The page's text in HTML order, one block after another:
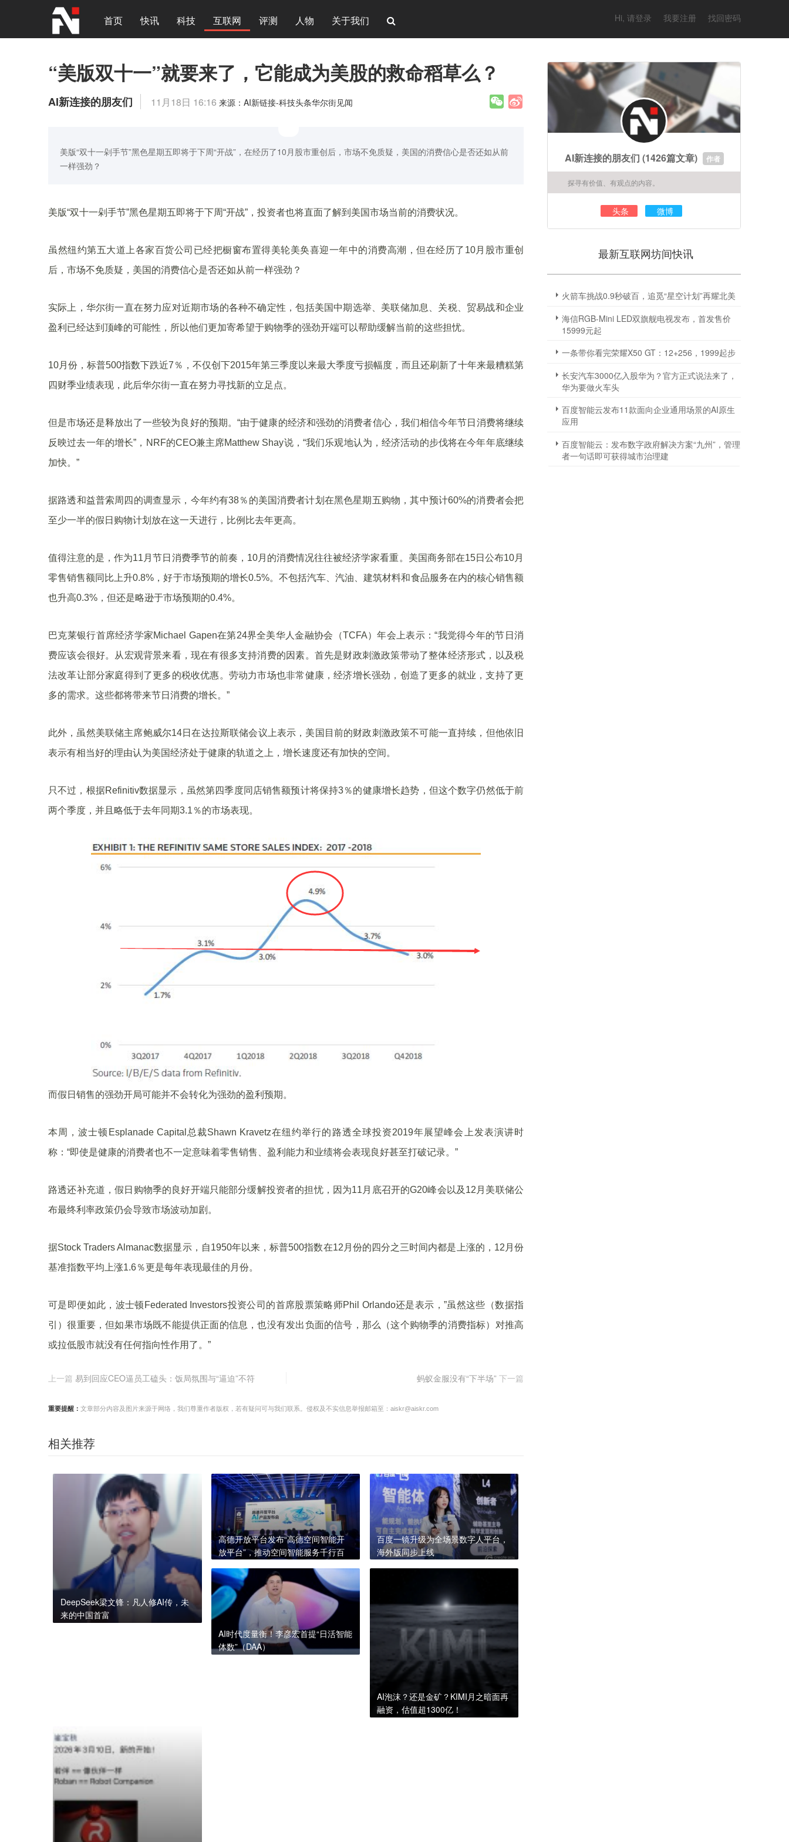
首页 快讯 科技 互联网 评测 人物 关于我们 Hi, 请登录 我要注册 找回密码
“美版双十一”就要来了，它能成为美股的救命稻草么？
AI新连接的朋友们 11月18日 16:16 来源：AI新链接-科技头条华尔街见闻
美版“双十一剁手节”黑色星期五即将于下周“开战”，在经历了10月股市重创后，市场不免质疑，美国的消费信心是否还如从前
一样强劲？
美版“双十一剁手节”黑色星期五即将于下周“开战”，投资者也将直面了解到美国市场当前的消费状况。
虽然纽约第五大道上各家百货公司已经把橱窗布置得美轮美奂喜迎一年中的消费高潮，但在经历了10月股市重创
后，市场不免质疑，美国的消费信心是否还如从前一样强劲？
实际上，华尔街一直在努力应对近期市场的各种不确定性，包括美国中期选举、美联储加息、关税、贸易战和企业
盈利已经达到顶峰的可能性，所以他们更加寄希望于购物季的强劲开端可以帮助缓解当前的这些担忧。
10月份，标普500指数下跌近7％，不仅创下2015年第三季度以来最大季度亏损幅度，而且还刷新了十年来最糟糕第
四财季业绩表现，此后华尔街一直在努力寻找新的立足点。
但是市场还是释放出了一些较为良好的预期。“由于健康的经济和强劲的消费者信心，我们相信今年节日消费将继续
反映过去一年的增长”，NRF的CEO兼主席Matthew Shay说，“我们乐观地认为，经济活动的步伐将在今年年底继续
加快。”
据路透和益普索周四的调查显示，今年约有38％的美国消费者计划在黑色星期五购物，其中预计60%的消费者会把
至少一半的假日购物计划放在这一天进行，比例比去年更高。
值得注意的是，作为11月节日消费季节的前奏，10月的消费情况往往被经济学家看重。美国商务部在15日公布10月
零售销售额同比上升0.8%，好于市场预期的增长0.5%。不包括汽车、汽油、建筑材料和食品服务在内的核心销售额
也升高0.3%，但还是略逊于市场预期的0.4%。
巴克莱银行首席经济学家Michael Gapen在第24界全美华人金融协会（TCFA）年会上表示：“我觉得今年的节日消
费应该会很好。从宏观背景来看，现在有很多支持消费的因素。首先是财政刺激政策带动了整体经济形式，以及税
法改革让部分家庭得到了更多的税收优惠。劳动力市场也非常健康，经济增长强劲，创造了更多的就业，支持了更
多的需求。这些都将带来节日消费的增长。”
此外，虽然美联储主席鲍威尔14日在达拉斯联储会议上表示，美国目前的财政刺激政策不可能一直持续，但他依旧
表示有相当好的理由认为美国经济处于健康的轨道之上，增长速度还有加快的空间。
只不过，根据Refinitiv数据显示，虽然第四季度同店销售额预计将保持3％的健康增长趋势，但这个数字仍然低于前
两个季度，并且略低于去年同期3.1％的市场表现。
而假日销售的强劲开局可能并不会转化为强劲的盈利预期。
本周，波士顿Esplanade Capital总裁Shawn Kravetz在纽约举行的路透全球投资2019年展望峰会上发表演讲时
称：“即使是健康的消费者也不一定意味着零售销售、盈利能力和业绩将会表现良好甚至打破记录。”
路透还补充道，假日购物季的良好开端只能部分缓解投资者的担忧，因为11月底召开的G20峰会以及12月美联储公
布最终利率政策仍会导致市场波动加剧。
据Stock Traders Almanac数据显示，自1950年以来，标普500指数在12月份的四分之三时间内都是上涨的，12月份
基准指数平均上涨1.6％更是每年表现最佳的月份。
可是即便如此，波士顿Federated Investors投资公司的首席股票策略师Phil Orlando还是表示，”虽然这些（数据指
引）很重要，但如果市场既不能提供正面的信息，也没有发出负面的信号，那么（这个购物季的消费指标）对推高
或拉低股市就没有任何指向性作用了。”
上一篇 易到回应CEO逼员工磕头：饭局氛围与“逼迫”不符 蚂蚁金服没有“下半场” 下一篇
重要提醒： 文章部分内容及图片来源于网络，我们尊重作者版权，若有疑问可与我们联系。侵权及不实信息举报邮箱至：aiskr@aiskr.com
相关推荐
DeepSeek梁文锋：凡人修AI传，未
来的中国首富
高德开放平台发布“高德空间智能开
放平台”，推动空间智能服务千行百
百度一镜升级为全场景数字人平台，
海外版同步上线
AI时代度量衡！李彦宏首提“日活智能
体数”（DAA）
AI泡沫？还是金矿？KIMI月之暗面再
融资，估值超1300亿！
AI新连接的朋友们 (1426篇文章) 作者
探寻有价值、有观点的内容。
头条 微博
最新互联网坊间快讯
火箭车挑战0.9秒破百，追觅“星空计划”再耀北美
海信RGB-Mini LED双旗舰电视发布，首发售价
15999元起
一条带你看完荣耀X50 GT：12+256，1999起步
长安汽车3000亿入股华为？官方正式说法来了，
华为要做火车头
百度智能云发布11款面向企业通用场景的AI原生
应用
百度智能云：发布数字政府解决方案“九州”，管理
者一句话即可获得城市治理建